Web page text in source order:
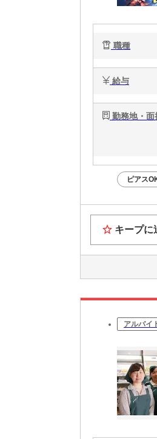
職種
給与
勤務地・面
ピアス
キープに
アルバイ